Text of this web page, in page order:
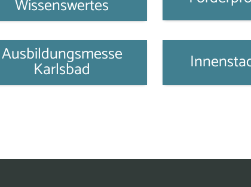
Wissenswertes
Ausbildungsmesse
Karlsbad